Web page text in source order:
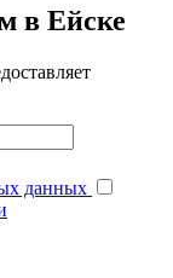
в Ейске
данных